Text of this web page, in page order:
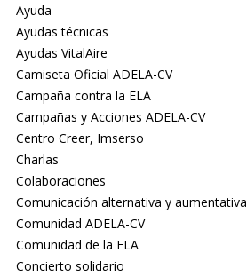
Ayuda
Ayudas técnicas
Ayudas VitalAire
Camiseta Oficial ADELA-CV
Campaña contra la ELA
Campañas y Acciones ADELA-CV
Centro Creer, Imserso
Charlas
Colaboraciones
Comunicación alternativa y aumentativa
Comunidad ADELA-CV
Comunidad de la ELA
Concierto solidario